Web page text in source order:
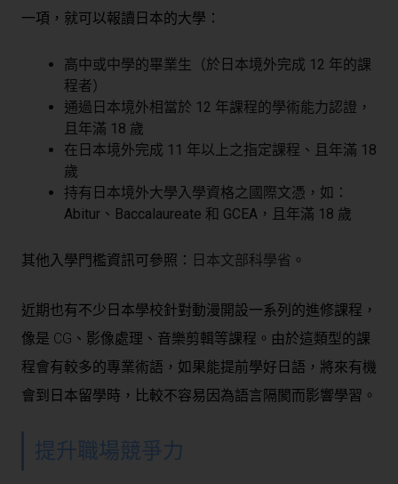
一項，就可以報讀日本的大學：
高中或中學的畢業生（於日本境外完成 12 年的課
程者）
通過日本境外相當於 12 年課程的學術能力認證，
且年滿 18 歲
在日本境外完成 11 年以上之指定課程、且年滿 18
歲
持有日本境外大學入學資格之國際文憑，如：
Abitur、Baccalaureate 和 GCEA，且年滿 18 歲
其他入學門檻資訊可參照： 日本文部科學省 。
近期也有不少日本學校針對動漫開設一系列的進修課程，
像是 CG、影像處理、音樂剪輯等課程。由於這類型的課
程會有較多的專業術語，如果能提前學好日語，將來有機
會到日本留學時，比較不容易因為語言隔閡而影響學習。
提升職場競爭力